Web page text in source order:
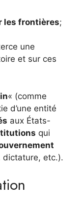
les frontières;
une
et sur ces
« (comme
d’une entité
aux États-
qui
dictature, etc.).